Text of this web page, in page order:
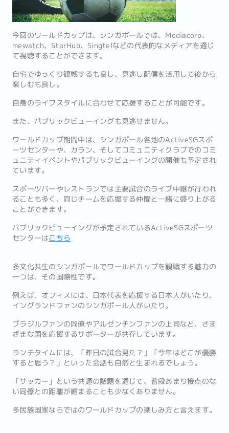
今回のワールドカップは、シンガポールでは、Mediacorp、
mewatch、StarHub、Singtelなどの代表的なメディアを通じ
て視聴することができます。
自宅でゆっくり観戦するも良し、見逃し配信を活用して後から
楽しむも良し。
自身のライフスタイルに合わせて応援することが可能です。
また、パブリックビューイングも見逃せません。
ワールドカップ期間中は、シンガポール各地のActiveSGスポ
ーツセンターや、カラン、そしてコミュニティクラブでのコミ
ュニティイベントやパブリックビューイングの開催も予定され
ています。
スポーツバーやレストランでは主要試合のライブ中継が行われ
ることも多く、同じチームを応援する仲間と一緒に盛り上がる
ことができます。
パブリックビューイングが予定されているActiveSGスポーツ
センターはこちら
多文化共生のシンガポールでワールドカップを観戦する魅力の
一つは、その国際性です。
例えば、オフィスには、日本代表を応援する日本人がいたり、
イングランドファンのシンガポール人がいたり。
ブラジルファンの同僚やアルゼンチンファンの上司など、さま
ざまな国を応援するサポーターが共存しています。
ランチタイムには、「昨日の試合見た？」「今年はどこが優勝
すると思う？」といった会話も自然と生まれるでしょう。
「サッカー」という共通の話題を通じて、普段あまり接点のな
い同僚との距離が縮まることも少なくありません。
多民族国家ならではのワールドカップの楽しみ方と言えます。